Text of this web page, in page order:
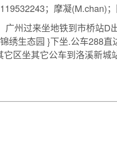
；摩凝(M.chan)
广州过来坐地铁到市桥站
绣生态园 }下坐.公车288
区坐其它公车到洛溪新城